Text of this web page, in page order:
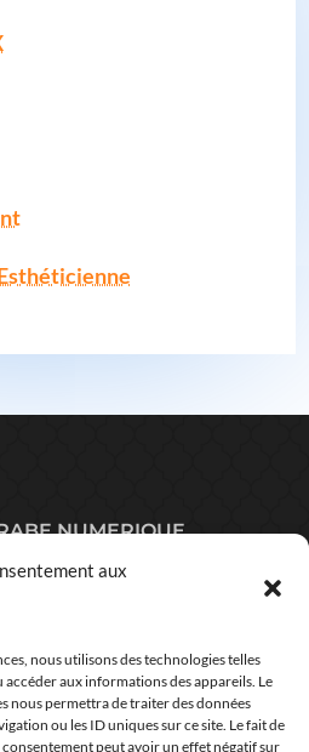
aux
nous utilisons des technologies telles
aux informations des appareils. Le
nous permettra de traiter des données
ou les ID uniques sur ce site. Le fait de
peut avoir un effet négatif sur
NUMERIQUE